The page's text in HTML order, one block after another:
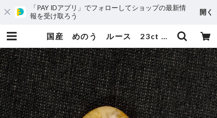
「PAY IDアプリ」でフォローしてショップの最新情
報を受け取ろう
開く
国産 めのう ルース 23ct | URUWA 工房 うるわ